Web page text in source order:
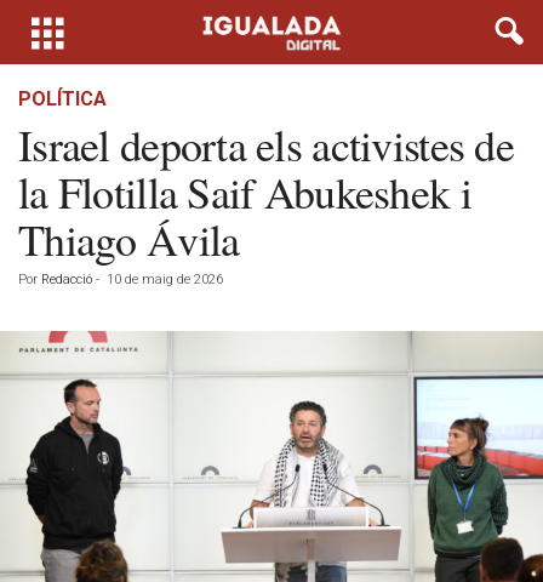
POLÍTICA
Israel deporta els activistes de
la Flotilla Saif Abukeshek i
Thiago Ávila
Por Redacció - 10 de maig de 2026